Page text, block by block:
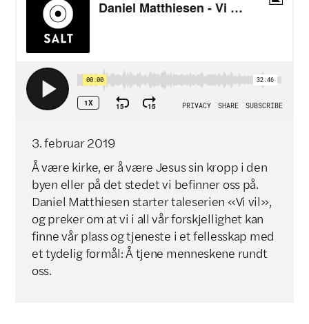
3.februar2019
Å være kirke, er å være Jesus sin kropp i den
byen eller på det stedet vi befinner oss på.
Daniel Matthiesen starter taleserien «Vi vil»,
og preker om at vi i all vår forskjellighet kan
finne vår plass og tjeneste i et fellesskap med
et tydelig formål: Å tjene menneskene rundt
oss.